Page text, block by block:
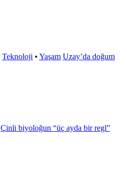
Teknoloji • Yaşam Uzay’da doğum
Çinli biyoloğun “üç ayda bir regl”